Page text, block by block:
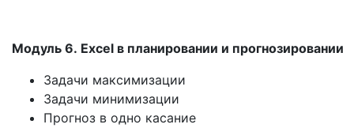
Модуль 6. Excel в планировании и прогнозировании
Задачи максимизации
Задачи минимизации
Прогноз в одно касание